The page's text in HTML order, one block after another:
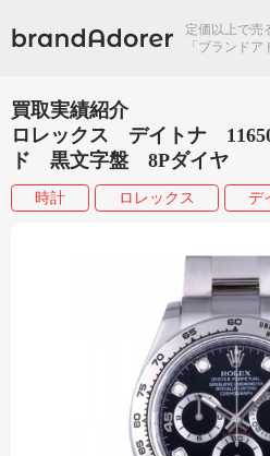
定価以上で売
「ブランドア
買取実績紹介
ロレックス デイトナ
ド 黒文字盤 8Pダイヤ
時計 ロレックス デ